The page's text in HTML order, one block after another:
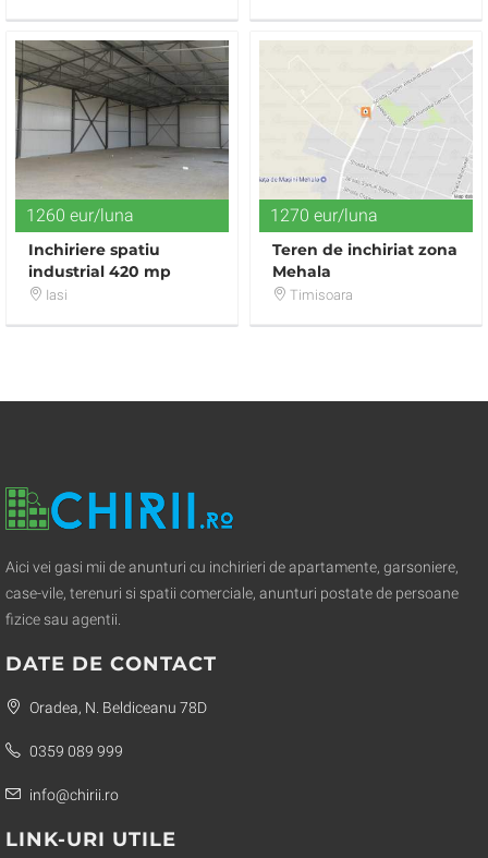
1260 eur/luna
Inchiriere spatiu
industrial 420 mp
Miroslava
Iasi
1270 eur/luna
Teren de inchiriat zona
Mehala
Timisoara
Aici vei gasi mii de anunturi cu inchirieri de apartamente, garsoniere,
case-vile, terenuri si spatii comerciale, anunturi postate de persoane
fizice sau agentii.
DATE DE CONTACT
Oradea, N. Beldiceanu 78D
0359 089 999
info@chirii.ro
LINK-URI UTILE